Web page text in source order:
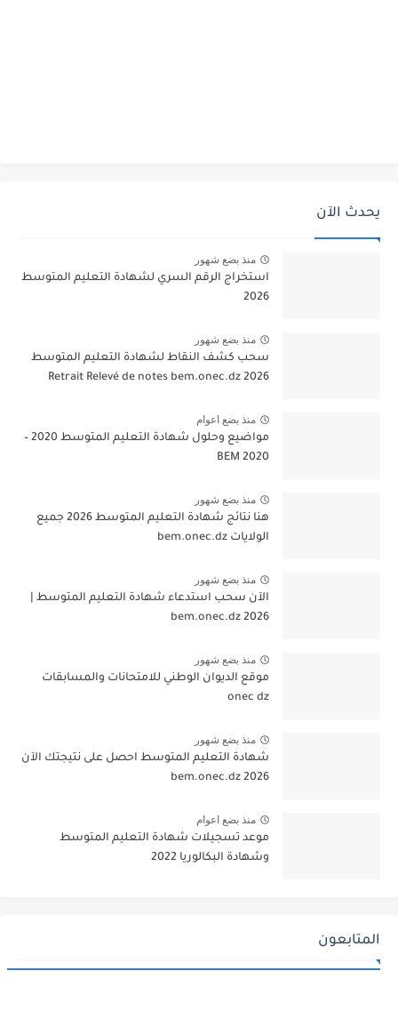
يحدث الآن
منذ بضع شهور
استخراج الرقم السري لشهادة التعليم المتوسط
2026
منذ بضع شهور
سحب كشف النقاط لشهادة التعليم المتوسط
2026 Retrait Relevé de notes bem.onec.dz
منذ بضع اعوام
مواضيع وحلول شهادة التعليم المتوسط 2020 –
BEM 2020
منذ بضع شهور
هنا نتائج شهادة التعليم المتوسط 2026 جميع
الولايات bem.onec.dz
منذ بضع شهور
الآن سحب استدعاء شهادة التعليم المتوسط |
2026 bem.onec.dz
منذ بضع شهور
موقع الديوان الوطني للامتحانات والمسابقات
onec dz
منذ بضع شهور
شهادة التعليم المتوسط احصل على نتيجتك الآن
bem.onec.dz 2026
منذ بضع اعوام
موعد تسجيلات شهادة التعليم المتوسط
وشهادة البكالوريا 2022
المتابعون